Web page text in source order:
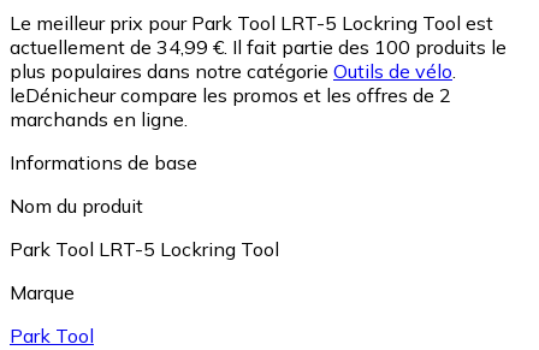
Le meilleur prix pour Park Tool LRT-5 Lockring Tool est
actuellement de 34,99 €. Il fait partie des 100 produits le
plus populaires dans notre catégorie Outils de vélo.
leDénicheur compare les promos et les offres de 2
marchands en ligne.
Informations de base
Nom du produit
Park Tool LRT-5 Lockring Tool
Marque
Park Tool